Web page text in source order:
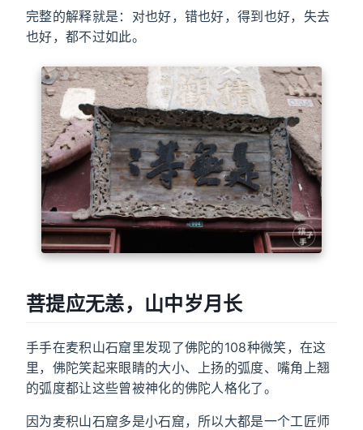
完整的解释就是：对也好，错也好，得到也好，失去
也好，都不过如此。
菩提应无恙，山中岁月长
手手在麦积山石窟里发现了佛陀的108种微笑，在这
里，佛陀笑起来眼睛的大小、上扬的弧度、嘴角上翘
的弧度都让这些曾被神化的佛陀人格化了。
因为麦积山石窟多是小石窟，所以大都是一个工匠师